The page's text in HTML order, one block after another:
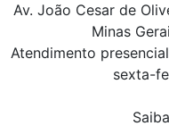
Av. João Cesar de
Minas
Atendimento
sexta-